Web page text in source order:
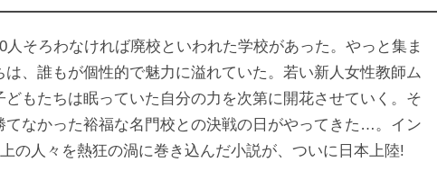
人そろわなければ廃校といわれた学校があった。やっと集ま
は、誰もが個性的で魅力に溢れていた。若い新人女性教師ム
どもたちは眠っていた自分の力を次第に開花させていく。そ
てなかった裕福な名門校との決戦の日がやってきた…。イン
の人々を熱狂の渦に巻き込んだ小説が、ついに日本上陸!